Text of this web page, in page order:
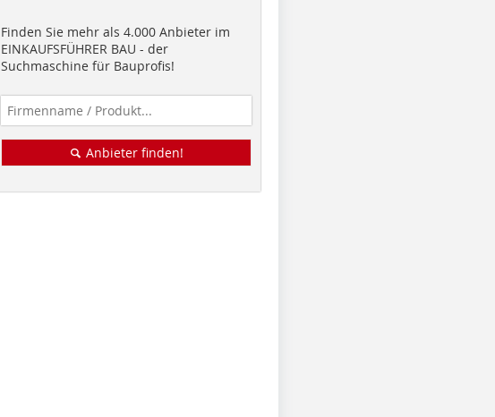
Finden Sie mehr als 4.000 Anbieter im
EINKAUFSFÜHRER BAU - der
Suchmaschine für Bauprofis!
Anbieter finden!